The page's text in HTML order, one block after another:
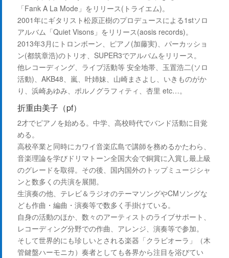
「Fank A La Mode」をリリース(トライエム)。
2001年にギタリスト松原正樹のプロデュースによる1stソロ
アルバム「Quiet Visons」をリリース(aosis records)。
2013年3月にトロンボーン、ピアノ(加藤実)、パーカッショ
ン(都筑章浩)のトリオ、SUPER3でアルバムをリリース。
他レコーディング、ライブ活動等 安全地帯、玉置浩二(ソロ
活動)、AKB48、嵐、叶姉妹、山崎まさよし、いきものがか
り、浜崎あゆみ、ポルノグラフィティ、杏里 etc…。
折重由美子（pf）
2才でピアノを始める。中学、高校時代でバンド活動に目覚
める。
高校卒業と同時にカワイ音楽広島で講師を務めるかたわら、
音楽理論を学びドリマトーン全国大会で銅賞に入賞し最上級
のグレードを取得。その後、国内国外のトップミュージシャ
ンと数多くの共演を展開。
生演奏の他、テレビ＆ラジオのテーマソングやCMソングな
ども作曲・編曲・演奏等で数多く手掛けている。
自身の活動のほか、数々のアーティストのライブサポート、
レコーディング分野での作曲、アレンジ、演奏等で参加。
そして世界的にも珍しいとされる楽器「クラビオーラ」（木
管鍵盤ハーモニカ）奏者としても各界から注目を浴びてい